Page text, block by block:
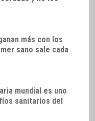
más con los
sano sale cada
mundial es uno
sanitarios del